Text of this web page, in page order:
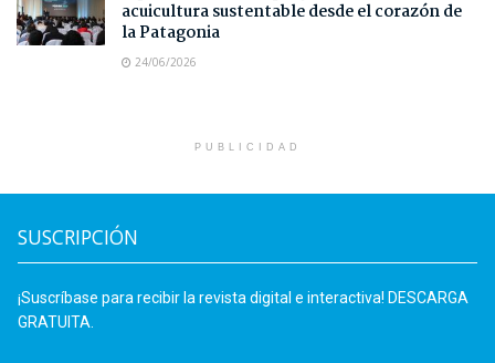
acuicultura sustentable desde el corazón de
la Patagonia
24/06/2026
PUBLICIDAD
SUSCRIPCIÓN
¡Suscríbase para recibir la revista digital e interactiva! DESCARGA
GRATUITA.